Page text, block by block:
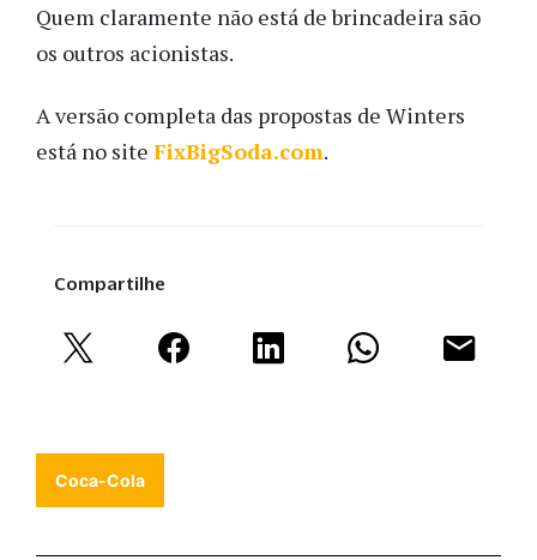
Quem claramente não está de brincadeira são
os outros acionistas.
A versão completa das propostas de Winters
está no site FixBigSoda.com.
Compartilhe
Coca-Cola